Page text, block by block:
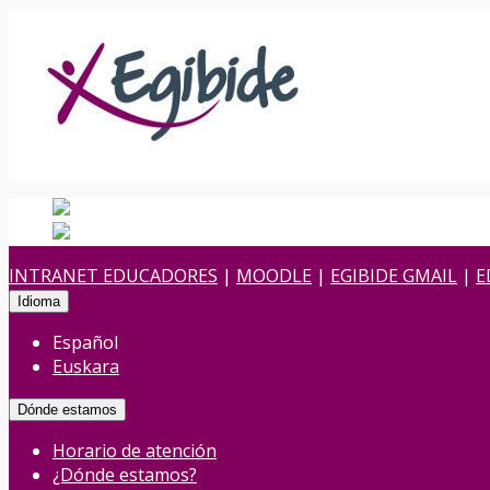
INTRANET EDUCADORES | MOODLE | EGIBIDE GMAIL |
Idioma
Español
Euskara
Dónde estamos
Horario de atención
¿Dónde estamos?